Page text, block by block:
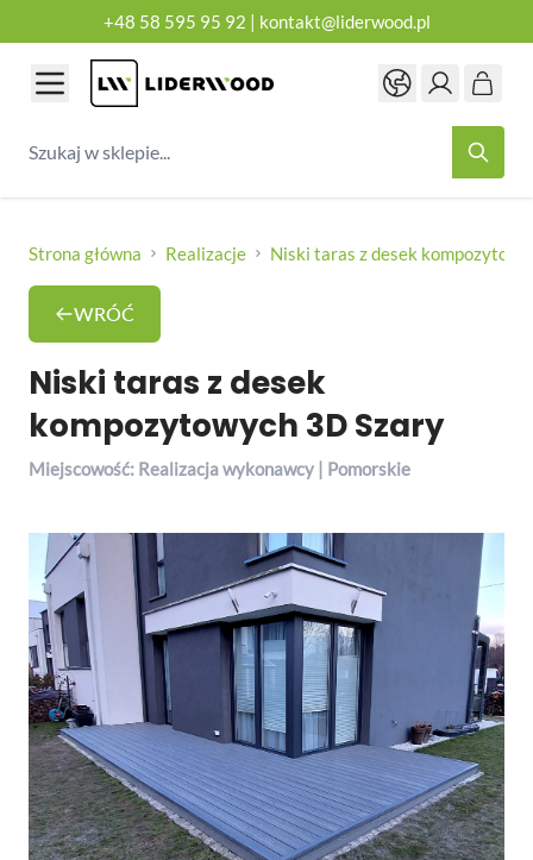
+48 58 595 95 92 | kontakt@liderwood.pl
Przejdź do treści
Strona główna Realizacje Niski taras z desek
WRÓĆ
Niski taras z desek
kompozytowych 3D Szary
Miejscowość: Realizacja wykonawcy | Pomorskie